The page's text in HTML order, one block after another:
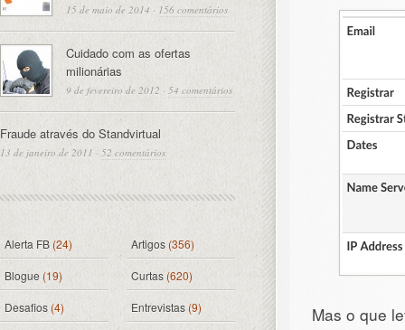
Mas o que
15 de maio de 2014 · 156 comentários
Cuidado com as ofertas
milionárias
9 de fevereiro de 2012 · 54 comentários
Fraude através do Standvirtual
13 de janeiro de 2011 · 52 comentários
Alerta FB(24) Artigos (356)
Blogue (19) Curtas (620)
Desafios (4) Entrevistas (9)